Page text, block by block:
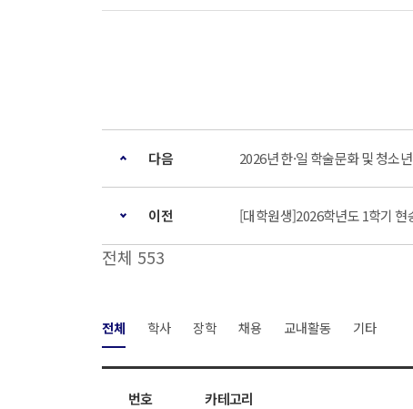
다음 2026년 한·일 학술문화 및 청소
이전 [대학원생]2026학년도 1학기
전체 553
전체 학사 장학 채용 교내활동 기타
번호 카테고리